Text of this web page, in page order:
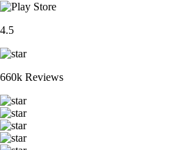
4.5
660k Reviews